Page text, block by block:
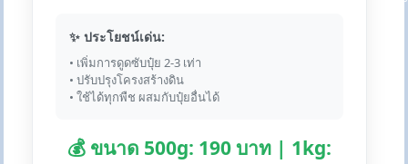
✨ ประโยชน์เด่น:
• เพิ่มการดูดซับปุ๋ย 2-3 เท่า
• ปรับปรุงโครงสร้างดิน
• ใช้ได้ทุกพืช ผสมกับปุ๋ยอื่นได้
💰 ขนาด 500g: 190 บาท | 1kg: